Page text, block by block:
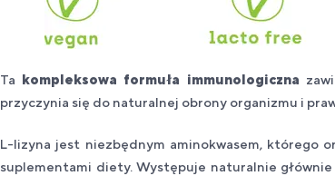
Ta kompleksowa formuła immunologiczna
przyczynia się do naturalnej obrony organizmu i
L-lizyna jest niezbędnym aminokwasem, którego
suplementami diety. Występuje naturalnie